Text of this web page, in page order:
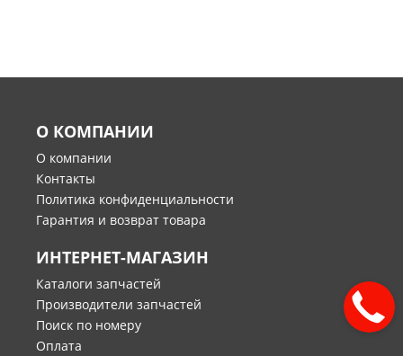
О КОМПАНИИ
О компании
Контакты
Политика конфиденциальности
Гарантия и возврат товара
ИНТЕРНЕТ-МАГАЗИН
Каталоги запчастей
Производители запчастей
Поиск по номеру
Оплата